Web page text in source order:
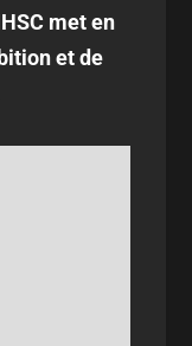
met en
et de